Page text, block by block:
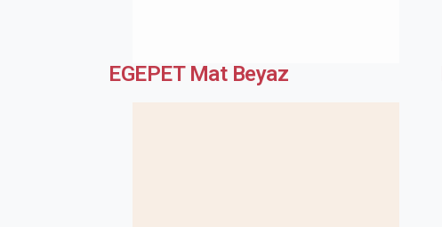
EGEPET Mat Beyaz